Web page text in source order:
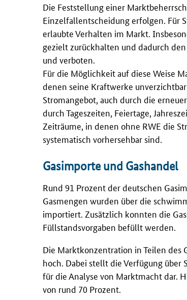
Die Feststellung einer
Einzelfallentscheidung erfolgen. Für
erlaubte Verhalten im Markt.
gezielt zurückhalten und dadurch
und verboten.
Für die Möglichkeit auf diese Weise
denen seine Kraftwerke
Stromangebot, auch durch die
durch Tageszeiten, Feiertage,
Zeiträume, in denen ohne RWE die
systematisch vorhersehbar sind.
Gasimporte und Gashandel
Rund 91 Prozent der deutschen
Gasmengen wurden über die
importiert. Zusätzlich konnten die
Füllstandsvorgaben befüllt werden.
Die Marktkonzentration in Teilen des
hoch. Dabei stellt die Verfügung
für die Analyse von Marktmacht dar.
von rund 70 Prozent.